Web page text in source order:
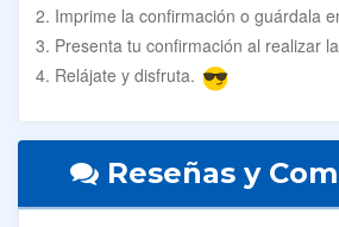
Imprime la confirmación o guárdala
Presenta tu confirmación al realizar
Relájate y disfruta.
Reseñas y